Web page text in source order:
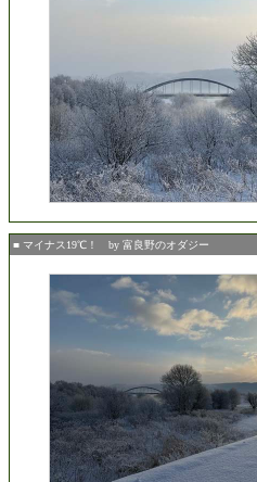
■ マイナス19℃！ by 富良野のオダジー